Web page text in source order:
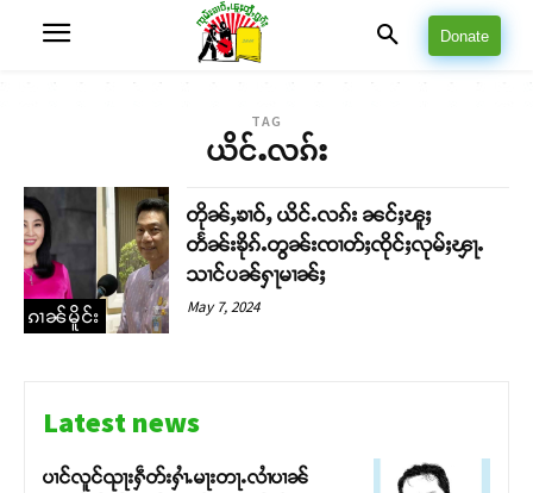
Donate
TAG
ယိင်ႉလၵ်း
ၵၢၼ်မိူင်း
တိုၼ်ႇၶၢဝ်ႇ ယိင်ႉလၵ်း ၼင်ႈၽူႈ
တႅၼ်းၶိုၵ်ႉတွၼ်းၸၢတ်ႈၸိုင်ႈလုမ်ႈၾႃႉ
သၢင်ပၼ်ႁႃမၢၼ်ႈ
May 7, 2024
Latest news
ပၢင်လူင်ၺႃးႁဵတ်းႁၢႆႉမႃးတႃႉလၢႆပၢၼ် ​​